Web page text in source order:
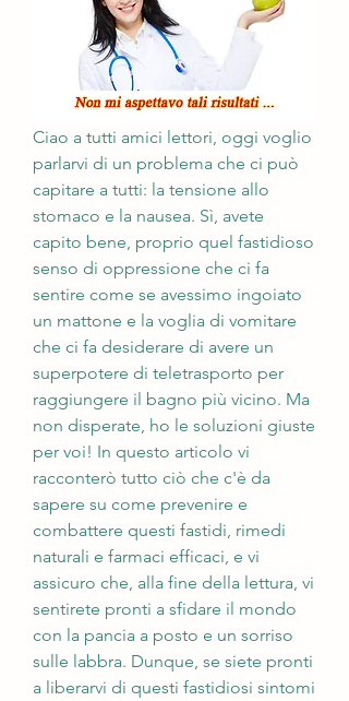
Ciao a tutti amici lettori, oggi voglio
parlarvi di un problema che ci può
capitare a tutti: la tensione allo
stomaco e la nausea. Sì, avete
capito bene, proprio quel fastidioso
senso di oppressione che ci fa
sentire come se avessimo ingoiato
un mattone e la voglia di vomitare
che ci fa desiderare di avere un
superpotere di teletrasporto per
raggiungere il bagno più vicino. Ma
non disperate, ho le soluzioni giuste
per voi! In questo articolo vi
racconterò tutto ciò che c'è da
sapere su come prevenire e
combattere questi fastidi, rimedi
naturali e farmaci efficaci, e vi
assicuro che, alla fine della lettura, vi
sentirete pronti a sfidare il mondo
con la pancia a posto e un sorriso
sulle labbra. Dunque, se siete pronti
a liberarvi di questi fastidiosi sintomi